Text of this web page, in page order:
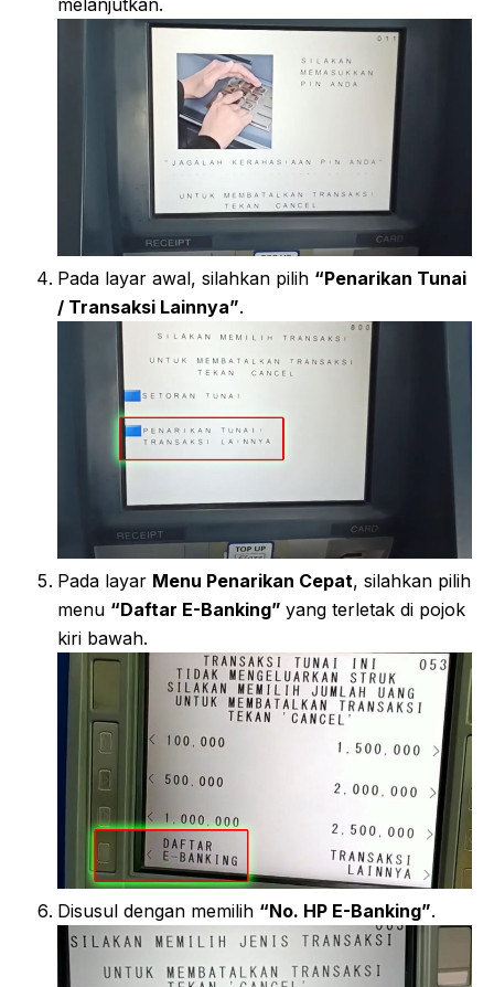
Pada layar awal, silahkan pilih “Penarikan Tunai
/ Transaksi Lainnya”.
Pada layar Menu Penarikan Cepat, silahkan pilih
menu “Daftar E-Banking” yang terletak di pojok
kiri bawah.
Disusul dengan memilih “No. HP E-Banking”.